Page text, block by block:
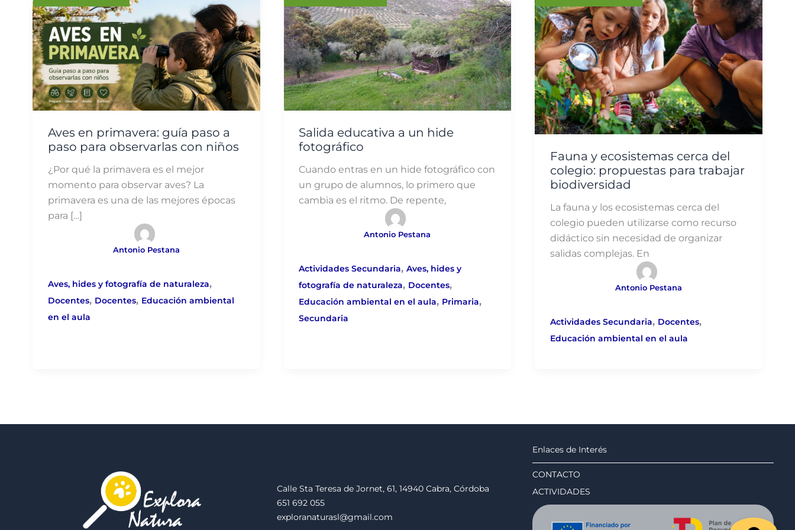
Aves en primavera: guía paso a
paso para observarlas con niños
¿Por qué la primavera es el mejor
momento para observar aves? La
primavera es una de las mejores épocas
para […]
Antonio Pestana
Aves, hides y fotografía de naturaleza,
Docentes, Docentes, Educación ambiental
en el aula
Salida educativa a un hide
fotográfico
Cuando entras en un hide fotográfico con
un grupo de alumnos, lo primero que
cambia es el ritmo. De repente,
Antonio Pestana
Actividades Secundaria,Aves, hides y
fotografía de naturaleza, Docentes,
Educación ambiental en el aula, Primaria,
Secundaria
Fauna y ecosistemas cerca del
colegio: propuestas para trabajar
biodiversidad
La fauna y los ecosistemas cerca del
colegio pueden utilizarse como recurso
didáctico sin necesidad de organizar
salidas complejas. En
Antonio Pestana
Actividades Secundaria, Docentes,
Educación ambiental en el aula
Calle Sta Teresa de Jornet, 61, 14940 Cabra, Córdoba
651 692 055
exploranaturasl@gmail.com
Enlaces de Interés
CONTACTO
ACTIVIDADES